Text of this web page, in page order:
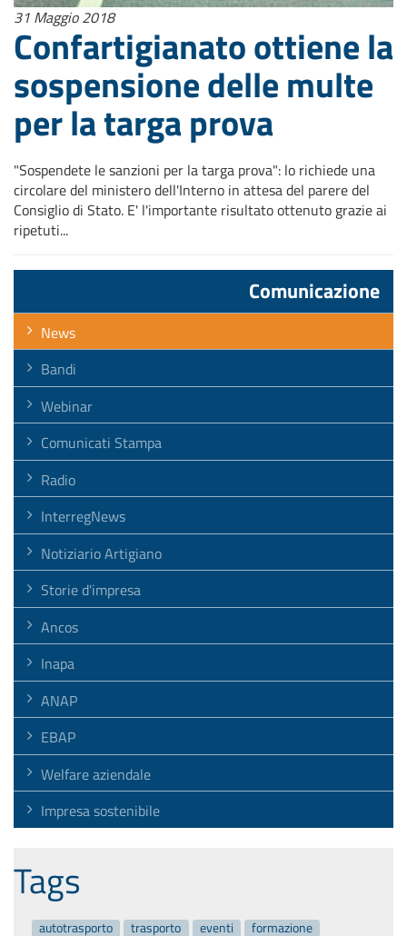
31 Maggio 2018
Confartigianato ottiene la
sospensione delle multe
per la targa prova
"Sospendete le sanzioni per la targa prova": lo richiede una
circolare del ministero dell'Interno in attesa del parere del
Consiglio di Stato. E' l'importante risultato ottenuto grazie ai
ripetuti...
Comunicazione
News
Bandi
Webinar
Comunicati Stampa
Radio
InterregNews
Notiziario Artigiano
Storie d'impresa
Ancos
Inapa
ANAP
EBAP
Welfare aziendale
Impresa sostenibile
Tags
autotrasporto trasporto eventi formazione